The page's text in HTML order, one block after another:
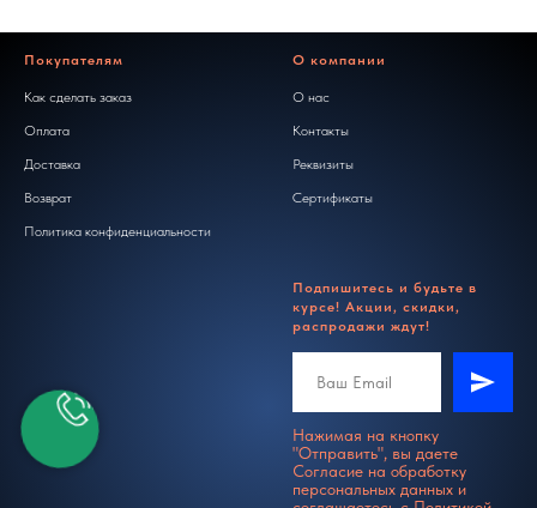
Покупателям
Как сделать заказ
Оплата
Доставка
Возврат
Политика конфиденциальности
О компании
О нас
Контакты
Реквизиты
Сертификаты
Подпишитесь и будьте в
курсе! Акции, скидки,
распродажи ждут!
Нажимая на кнопку
"Отправить", вы даете
Согласие на обработку
персональных данных и